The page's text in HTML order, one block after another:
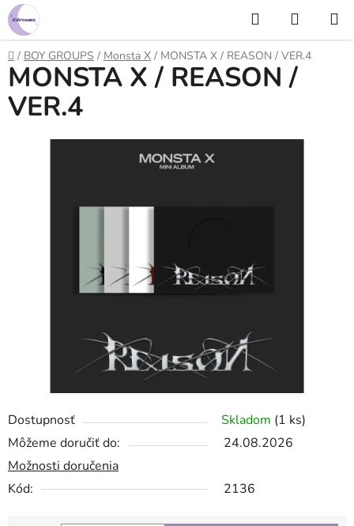
Prejsť
na
obsah
Hľadať
KOŠÍK
Domov
/ BOY GROUPS / Monsta X / MONSTA X / REASON / VER.4
Dostupnosť Skladom (1 ks)
Môžeme doručiť do:
24.08.2026
Možnosti doručenia
Kód:
2136
MONSTA X / REASON /
VER.4